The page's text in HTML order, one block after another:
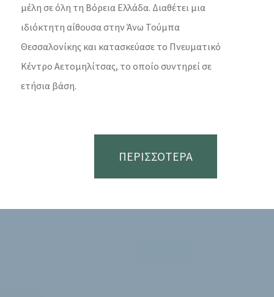
μέλη σε όλη τη Βόρεια Ελλάδα. Διαθέτει μια
ιδιόκτητη αίθουσα στην Άνω Τούμπα
Θεσσαλονίκης και κατασκεύασε το Πνευματικό
Κέντρο Αετομηλίτσας, το οποίο συντηρεί σε
ετήσια βάση.
ΠΕΡΙΣΣΟΤΕΡΑ